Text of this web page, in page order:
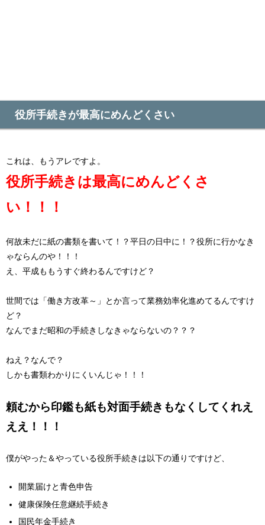
役所手続きが最高にめんどくさい
これは、もうアレですよ。
役所手続きは最高にめんどくさ
い！！！
何故未だに紙の書類を書いて！？平日の日中に！？役所に行かなき
ゃならんのや！！！
え、平成ももうすぐ終わるんですけど？
世間では「働き方改革～」とか言って業務効率化進めてるんですけ
ど？
なんでまだ昭和の手続きしなきゃならないの？？？
ねえ？なんで？
しかも書類わかりにくいんじゃ！！！
頼むから印鑑も紙も対面手続きもなくしてくれえ
ええ！！！
僕がやった＆やっている役所手続きは以下の通りですけど、
開業届けと青色申告
健康保険任意継続手続き
国民年金手続き